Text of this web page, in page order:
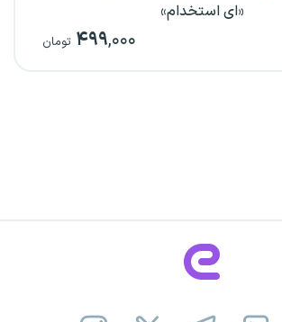
«ای استخدام»
۴۹۹,۰۰۰ تومان